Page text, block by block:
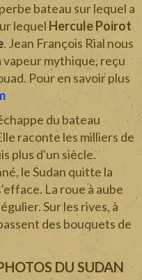
bateau sur lequel a
lequel Hercule Poirot
. Jean François Rial nous
mythique, reçu
Pour en savoir plus
du bateau
raconte les milliers de
plus d'un siècle.
le Sudan quitte la
La roue à aube
Sur les rives, à
des bouquets de
DU SUDAN